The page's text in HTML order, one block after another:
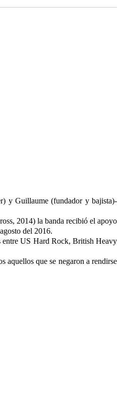
y Guillaume (fundador y bajista)-
2014) la banda recibió el apoyo
del 2016.
entre US Hard Rock, British Heavy
que se negaron a rendirse